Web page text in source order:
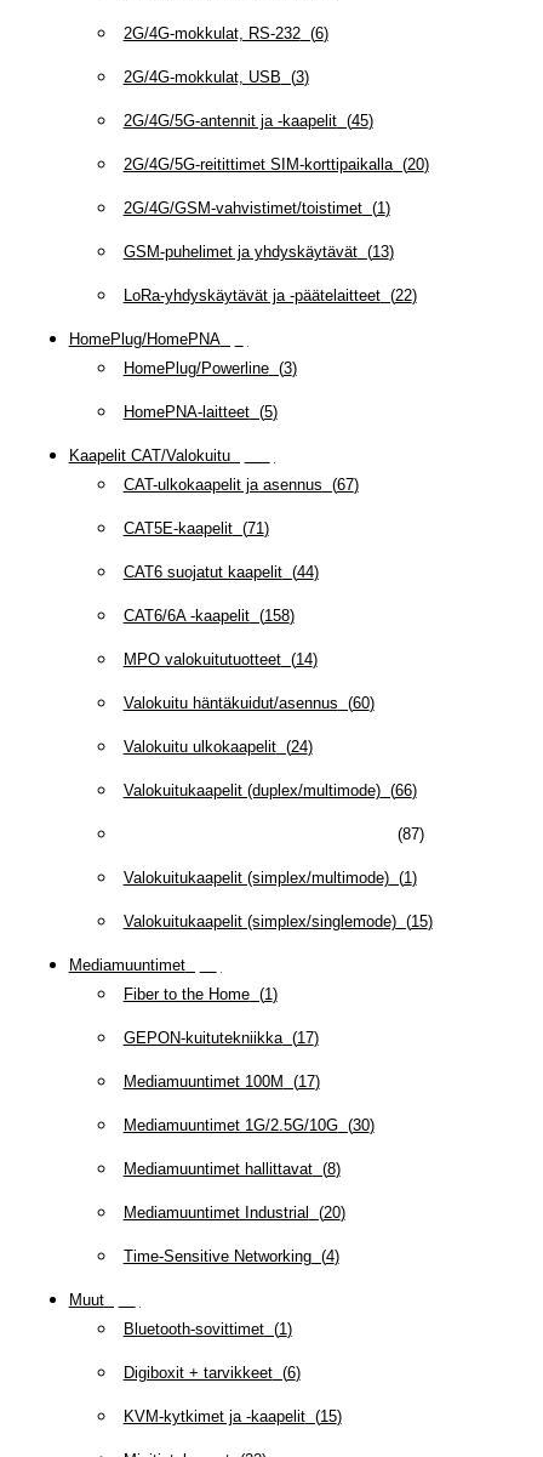
2G/4G-mokkulat, RS-232(6)
2G/4G-mokkulat, USB (3)
2G/4G/5G-antennit ja -kaapelit(45)
2G/4G/5G-reitittimet SIM-korttipaikalla(20)
2G/4G/GSM-vahvistimet/toistimet(1 )
GSM-puhelimet ja yhdyskäytävät(13)
LoRa-yhdyskäytävät ja -päätelaitteet(22)
HomePlug/HomePNA(
HomePlug/Powerline(3)
HomePNA-laitteet(5)
Kaapelit CAT/Valokuitu(
CAT-ulkokaapelit ja asennus (67)
CAT5E-kaapelit(71 )
CAT6 suojatut kaapelit(44)
CAT6/6A -kaapelit(158)
MPO valokuitutuotteet(14)
Valokuitu häntäkuidut/asennus (60)
Valokuitu ulkokaapelit(24)
Valokuitukaapelit (duplex/multimode)(66)
(87)
Valokuitukaapelit (simplex/multimode)(1 )
Valokuitukaapelit (simplex/singlemode)(15)
Mediamuuntimet(
Fiber to the Home(1 )
GEPON-kuitutekniikka(17)
Mediamuuntimet 100M (17)
Mediamuuntimet 1G/2.5G/10G(30)
Mediamuuntimet hallittavat(8)
Mediamuuntimet Industrial (20)
Time-Sensitive Networking(4)
Muut(
Bluetooth-sovittimet(1 )
Digiboxit + tarvikkeet(6)
KVM-kytkimet ja -kaapelit(15)